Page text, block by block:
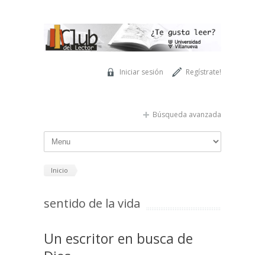
Regístrate!
Iniciar sesión
Búsqueda avanzada
Inicio
sentido de la vida
Un escritor en busca de